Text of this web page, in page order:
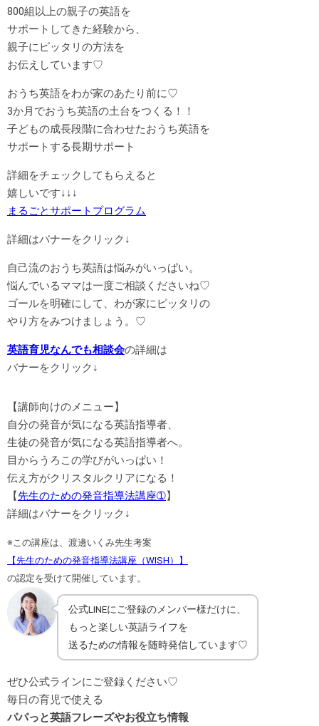
800組以上の親子の英語を
サポートしてきた経験から、
親子にピッタリの方法を
お伝えしています♡
おうち英語をわが家のあたり前に♡
3か月でおうち英語の土台をつくる！！
子どもの成長段階に合わせたおうち英語を
サポートする長期サポート
詳細をチェックしてもらえると
嬉しいです↓↓↓
まるごとサポートプログラム
詳細はバナーをクリック↓
自己流のおうち英語は悩みがいっぱい。
悩んでいるママは一度ご相談くださいね♡
ゴールを明確にして、わが家にピッタリの
やり方をみつけましょう。♡
英語育児なんでも相談会の詳細は
バナーをクリック↓
【講師向けのメニュー】
自分の発音が気になる英語指導者、
生徒の発音が気になる英語指導者へ。
目からうろこの学びがいっぱい！
伝え方がクリスタルクリアになる！
【 先生のための発音指導法講座➀】
詳細はバナーをクリック↓
※この講座は、渡邊いくみ先生考案
【先生のための発音指導法講座（WISH）】
の認定を受けて開催しています。
公式LINEにご登録のメンバー様だけに、
もっと楽しい英語ライフを
送るための情報を随時発信しています♡
ぜひ公式ラインにご登録ください♡
毎日の育児で使える
パパっと英語フレーズやお役立ち情報